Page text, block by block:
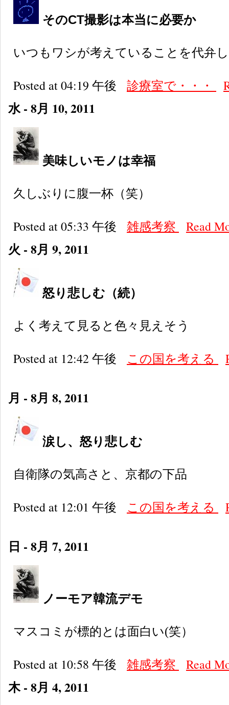
そのCT撮影は本当に必要か
いつもワシが考えていることを代弁
Posted at 04:19 午後 診療室で・・・
水 - 8月 10, 2011
美味しいモノは幸福
久しぶりに腹一杯（笑）
Posted at 05:33 午後 雑感考察 Read
火 - 8月 9, 2011
怒り悲しむ（続）
よく考えて見ると色々見えそう
Posted at 12:42 午後 この国を考える
月 - 8月 8, 2011
涙し、怒り悲しむ
自衛隊の気高さと、京都の下品
Posted at 12:01 午後 この国を考える
日 - 8月 7, 2011
ノーモア韓流デモ
マスコミが標的とは面白い(笑）
Posted at 10:58 午後 雑感考察 Read
木 - 8月 4, 2011